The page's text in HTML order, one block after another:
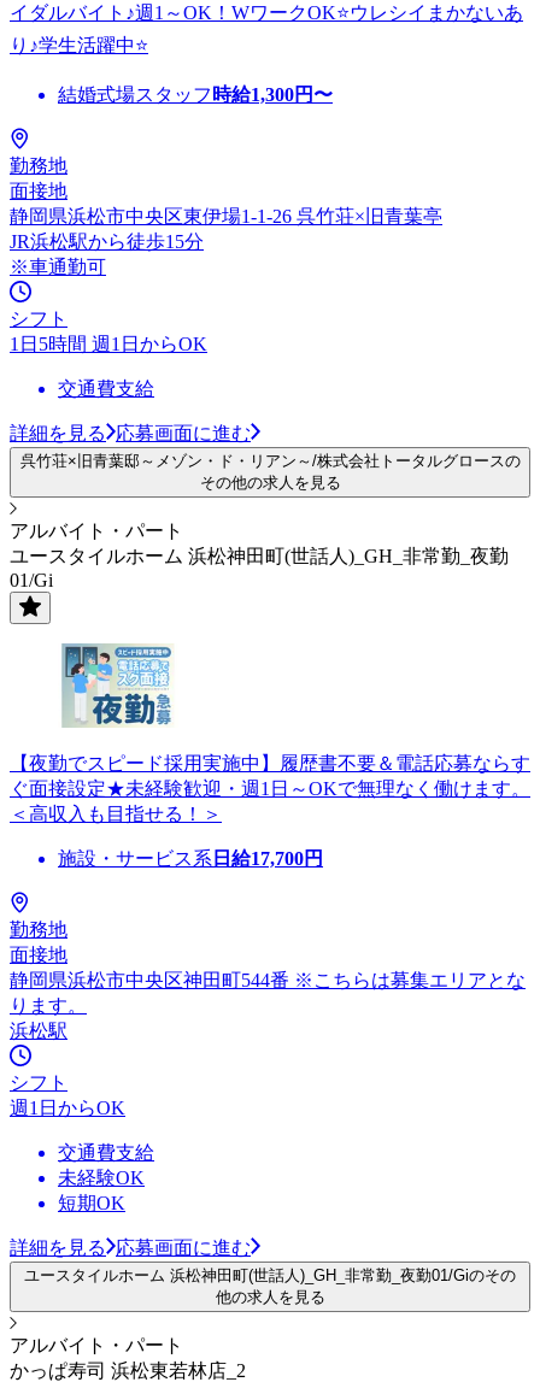
イダルバイト♪週1～OK！WワークOK⭐ウレシイまかないあ
り♪学生活躍中⭐
結婚式場スタッフ 時給1,300円〜
勤務地
面接地
静岡県浜松市中央区東伊場1-1-26 呉竹荘×旧青葉亭
JR浜松駅から徒歩15分
※車通勤可
シフト
1日5時間 週1日からOK
交通費支給
詳細を見る 応募画面に進む
呉竹荘×旧青葉邸～メゾン・ド・リアン～/株式会社トータルグロースの
その他の求人を見る
アルバイト・パート
ユースタイルホーム 浜松神田町(世話人)_GH_非常勤_夜勤
01/Gi
【夜勤でスピード採用実施中】履歴書不要＆電話応募ならす
ぐ面接設定★未経験歓迎・週1日～OKで無理なく働けます。
＜高収入も目指せる！＞
施設・サービス系 日給17,700円
勤務地
面接地
静岡県浜松市中央区神田町544番 ※こちらは募集エリアとな
ります。
浜松駅
シフト
週1日からOK
交通費支給
未経験OK
短期OK
詳細を見る 応募画面に進む
ユースタイルホーム 浜松神田町(世話人)_GH_非常勤_夜勤01/Giのその
他の求人を見る
アルバイト・パート
かっぱ寿司 浜松東若林店_2